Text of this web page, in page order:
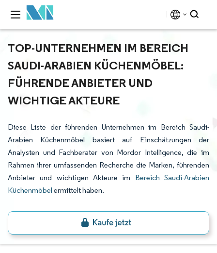
TOP-UNTERNEHMEN IM BEREICH
SAUDI-ARABIEN KÜCHENMÖBEL:
FÜHRENDE ANBIETER UND
WICHTIGE AKTEURE
Diese Liste der führenden Unternehmen im Bereich Saudi-
Arabien Küchenmöbel basiert auf Einschätzungen der
Analysten und Fachberater von Mordor Intelligence, die im
Rahmen ihrer umfassenden Recherche die Marken, führenden
Anbieter und wichtigen Akteure im Bereich Saudi-Arabien
Küchenmöbel ermittelt haben.